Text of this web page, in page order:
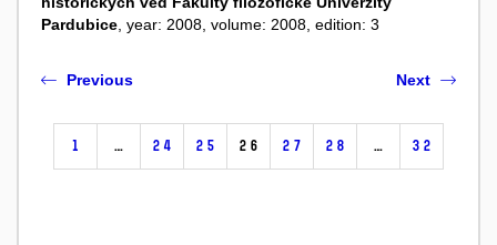
Pardubice, year: 2008, volume: 2008, edition: 3
Previous
1 … 24 25 26 27 28 … 32
Next